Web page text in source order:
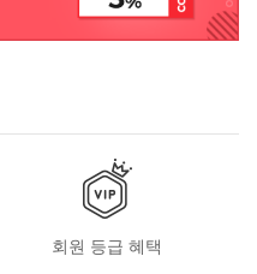
회원 등급 혜택